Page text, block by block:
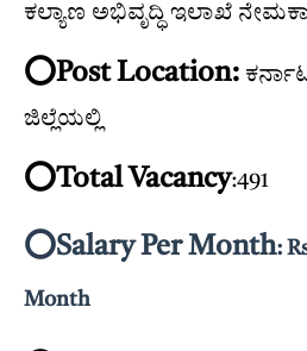
ಕಲ್ಯಾಣ ಅಭಿವೃದ್ಧಿ ಇಲಾಖೆ
⭕️Post Location:
ಜಿಲ್ಲೆಯಲ್ಲಿ
⭕️Total Vacancy:491
⭕️Salary Per Month:
Month